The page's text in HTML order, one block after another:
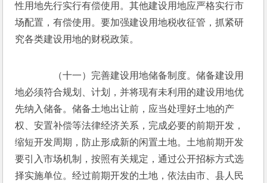
性用地先行实行有偿使用。其他建设用地应严格实行市
场配置，有偿使用。要加强建设用地税收征管，抓紧研
究各类建设用地的财税政策。
（十一）完善建设用地储备制度。储备建设用
地必须符合规划、计划，并将现有未利用的建设用地优
先纳入储备。储备土地出让前，应当处理好土地的产
权、安置补偿等法律经济关系，完成必要的前期开发，
缩短开发周期，防止形成新的闲置土地。土地前期开发
要引入市场机制，按照有关规定，通过公开招标方式选
择实施单位。经过前期开发的土地，依法由市、县人民